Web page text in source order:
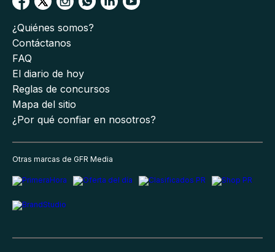
¿Quiénes somos?
Contáctanos
FAQ
El diario de hoy
Reglas de concursos
Mapa del sitio
¿Por qué confiar en nosotros?
Otras marcas de GFR Media